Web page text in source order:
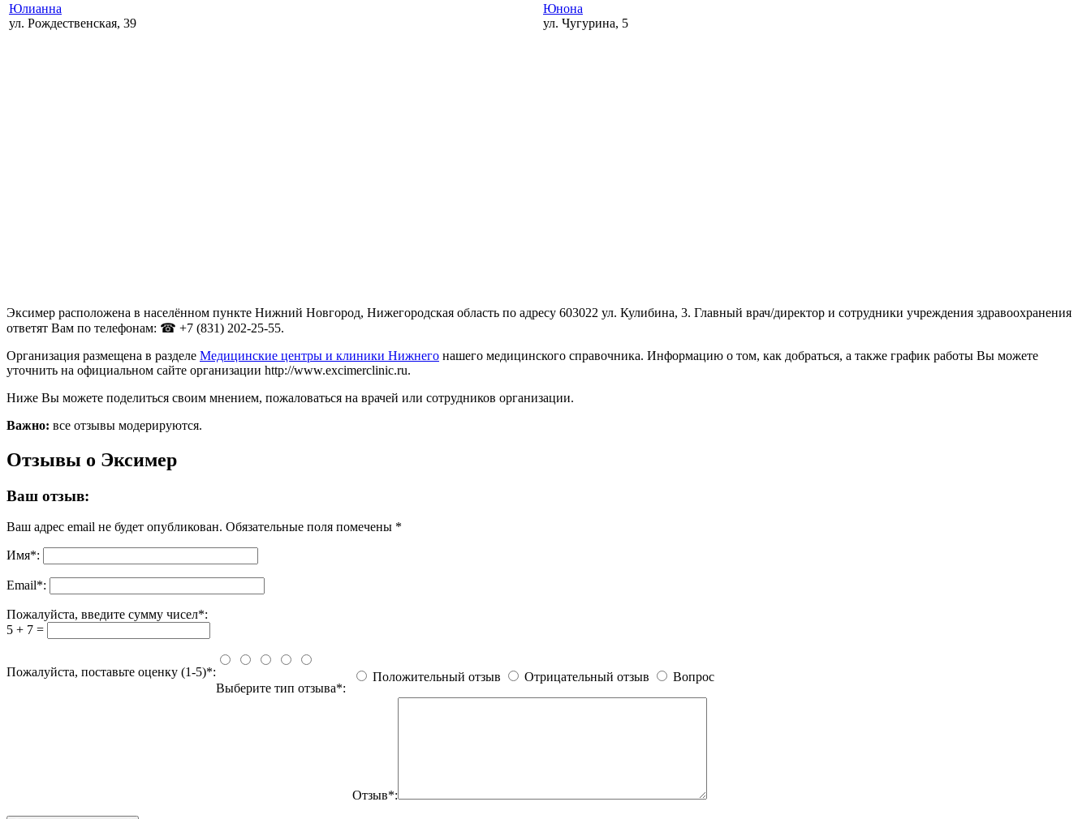
Юлианна
ул. Рождественская, 39
Юнона
ул. Чугурина, 5
Эксимер расположена в населённом пункте Нижний Новгород, Нижегородская область по адресу 603022 ул. Кулибина, 3. Главный врач/директор и сотрудники учреждения здравоохранения
ответят Вам по телефонам: ☎ +7 (831) 202-25-55.
Организация размещена в разделе Медицинские центры и клиники Нижнего нашего медицинского справочника. Информацию о том, как добраться, а также график работы Вы можете
уточнить на официальном сайте организации http://www.excimerclinic.ru.
Ниже Вы можете поделиться своим мнением, пожаловаться на врачей или сотрудников организации.
Важно: все отзывы модерируются.
Отзывы о Эксимер
Ваш отзыв:
Ваш адрес email не будет опубликован. Обязательные поля помечены *
Имя*:
Email*:
Пожалуйста, введите сумму чисел*:
5 + 7 =
Пожалуйста, поставьте оценку (1-5)*:
Выберите тип отзыва*:
Положительный отзыв Отрицательный отзыв Вопрос
Отзыв*: